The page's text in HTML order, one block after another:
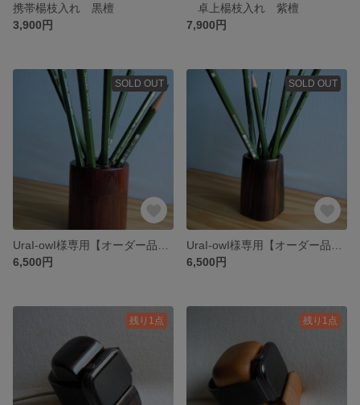
携帯楊枝入れ 黒檀
3,900円
卓上楊枝入れ 紫檀
7,900円
SOLD OUT
6,500円
SOLD OUT
6,500円
残り1点 残り1点